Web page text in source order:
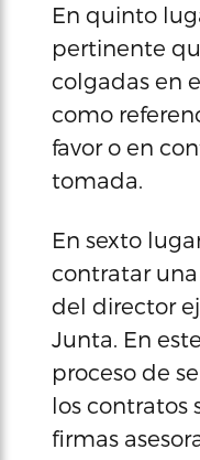
En quinto
pertinente
colgadas en
como
favor o en
tomada.
En sexto
contratar
del director
Junta. En
proceso de
los contratos
firmas